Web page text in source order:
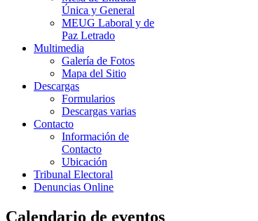
Única y General
MEUG Laboral y de
Paz Letrado
Multimedia
Galería de Fotos
Mapa del Sitio
Descargas
Formularios
Descargas varias
Contacto
Información de
Contacto
Ubicación
Tribunal Electoral
Denuncias Online
Calendario de eventos